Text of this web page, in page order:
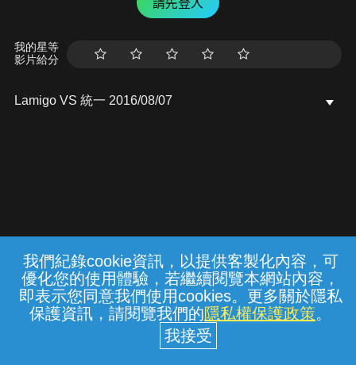
我們紀錄cookie資訊，以提供客製化內容，可
優化您的使用體驗，若繼續閱覽本網站內容，
即表示您同意我們使用cookies。更多關於隱私
保護資訊，請閱覽我們的隱私權保護政策。
我的星等
影片給分
Lamigo VS 統一 2016/08/07
常見問題 線上客服 服務條款 隱私權保護
中華電信股份有限公司個人家庭分公司
(統一編號：96979949) © 2026
{{notifyMsg}}